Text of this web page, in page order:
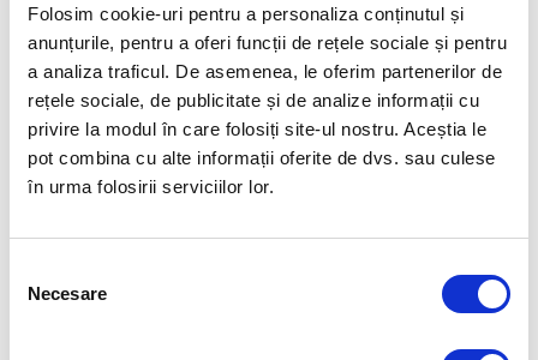
Folosim cookie-uri pentru a personaliza conținutul și
anunțurile, pentru a oferi funcții de rețele sociale și pentru
a analiza traficul. De asemenea, le oferim partenerilor de
rețele sociale, de publicitate și de analize informații cu
privire la modul în care folosiți site-ul nostru. Aceștia le
pot combina cu alte informații oferite de dvs. sau culese
în urma folosirii serviciilor lor.
consimțământului
Necesare
statisticilor, ma interesez de tendintele
consumatorilor chiar din alte industrii. Iau decizii
mult mai informata, dar am si curaj sa cred in
intuitie – intr-o asemenea complexitate si viteza,
ajuta mult. Zona de impact este mult extinsa –
adresabilitatea comerciala si de comunicare nu mai
mult mai mare, cu beneficii evidente, insa
organizatia trebuie bine pregatita pentru executie si